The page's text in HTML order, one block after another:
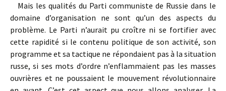
Mais les qualités du Parti communiste de Russie dans le
domaine d’organisation ne sont qu’un des aspects du
problème. Le Parti n’aurait pu croître ni se fortifier avec
cette rapidité si le contenu politique de son activité, son
programme et sa tactique ne répondaient pas à la situation
russe, si ses mots d’ordre n’enflammaient pas les masses
ouvrières et ne poussaient le mouvement révolutionnaire